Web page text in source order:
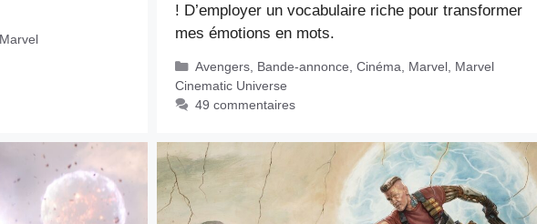
Marvel
! D’employer un vocabulaire riche pour transformer
mes émotions en mots.
Catégories
Avengers, Bande-annonce Cinéma Marvel, Marvel
Cinematic Universe
49 commentaires